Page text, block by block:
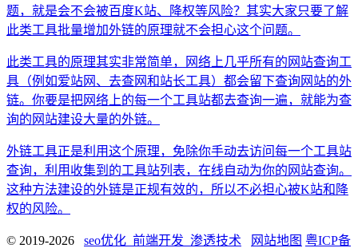
题，就是会不会被百度K站、降权等风险？其实大家只要了解
此类工具批量增加外链的原理就不会担心这个问题。
此类工具的原理其实非常简单，网络上几乎所有的网站查询工
具（例如爱站网、去查网和站长工具）都会留下查询网站的外
链。你要是把网络上的每一个工具站都去查询一遍，就能为查
询的网站建设大量的外链。
外链工具正是利用这个原理，免除你手动去访问每一个工具站
查询，利用收集到的工具站列表，在线自动为你的网站查询。
这种方法建设的外链是正规有效的，所以不必担心被K站和降
权的风险。
© 2019-2026 seo优化_前端开发_渗透技术 网站地图 粤ICP备